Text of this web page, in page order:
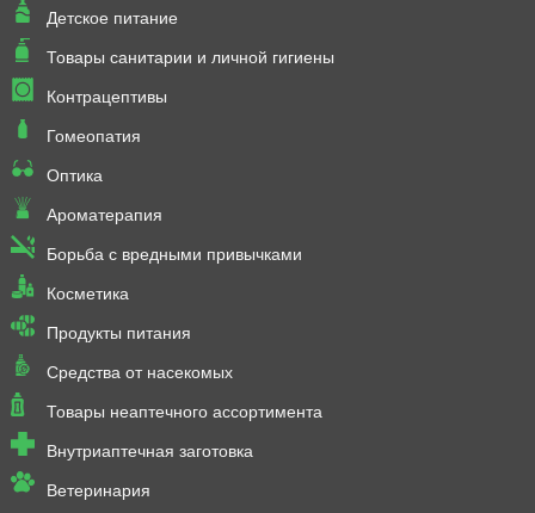
Детское питание
Товары санитарии и личной гигиены
Контрацептивы
Гомеопатия
Оптика
Ароматерапия
Борьба с вредными привычками
Косметика
Продукты питания
Средства от насекомых
Товары неаптечного ассортимента
Внутриаптечная заготовка
Ветеринария